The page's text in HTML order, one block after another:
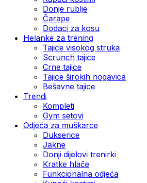
Donje rublje
Čarape
Dodaci za kosu
Helanke za trening
Tajice visokog struka
Scrunch tajice
Crne tajice
Tajice širokih nogavica
Bešavne tajice
Trendi
Kompleti
Gym setovi
Odjeća za muškarce
Dukserice
Jakne
Donji dijelovi trenirki
Kratke hlače
Funkcionalna odjeća